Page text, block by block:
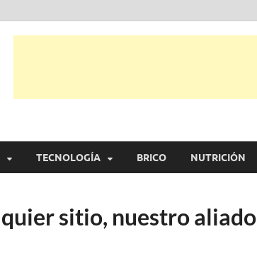
TECNOLOGÍA BRICO NUTRICIÓN
sitio, nuestro aliado